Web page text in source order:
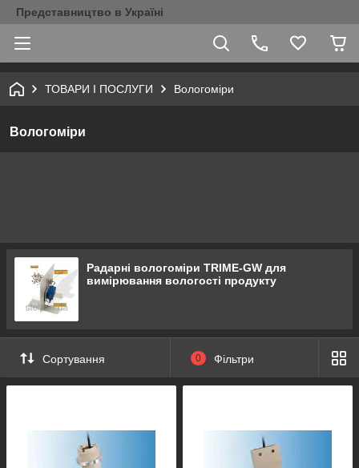
Представництво в Україні
ТОВАРИ І ПОСЛУГИ Вологоміри
Вологоміри
Радарні вологоміри TRIME-GW для
вимірювання вологості продукту
Сортування 0 Фільтри